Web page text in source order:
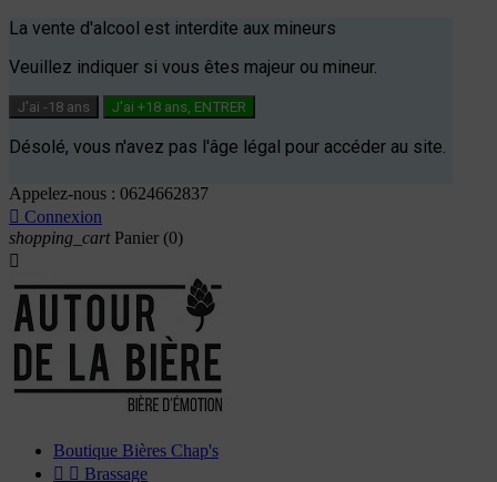
La vente d'alcool est interdite aux mineurs
Veuillez indiquer si vous êtes majeur ou mineur.
J'ai -18 ans J'ai +18 ans, ENTRER
Désolé, vous n'avez pas l'âge légal pour accéder au site.
Appelez-nous : 0624662837
 Connexion
shopping_cart Panier (0)

Boutique Bières Chap's
  Brassage